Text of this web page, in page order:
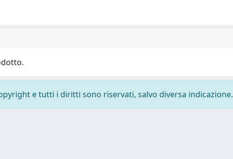
e tutti i diritti sono riservati, salvo diversa indicazione.